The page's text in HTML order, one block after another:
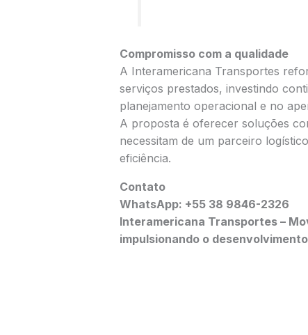
Compromisso com a qualidade
A Interamericana Transportes
serviços prestados, investindo
planejamento operacional e no
A proposta é oferecer soluções
necessitam de um parceiro
eficiência.
Contato
WhatsApp: +55 38 9846-2326
Interamericana Transportes –
impulsionando o